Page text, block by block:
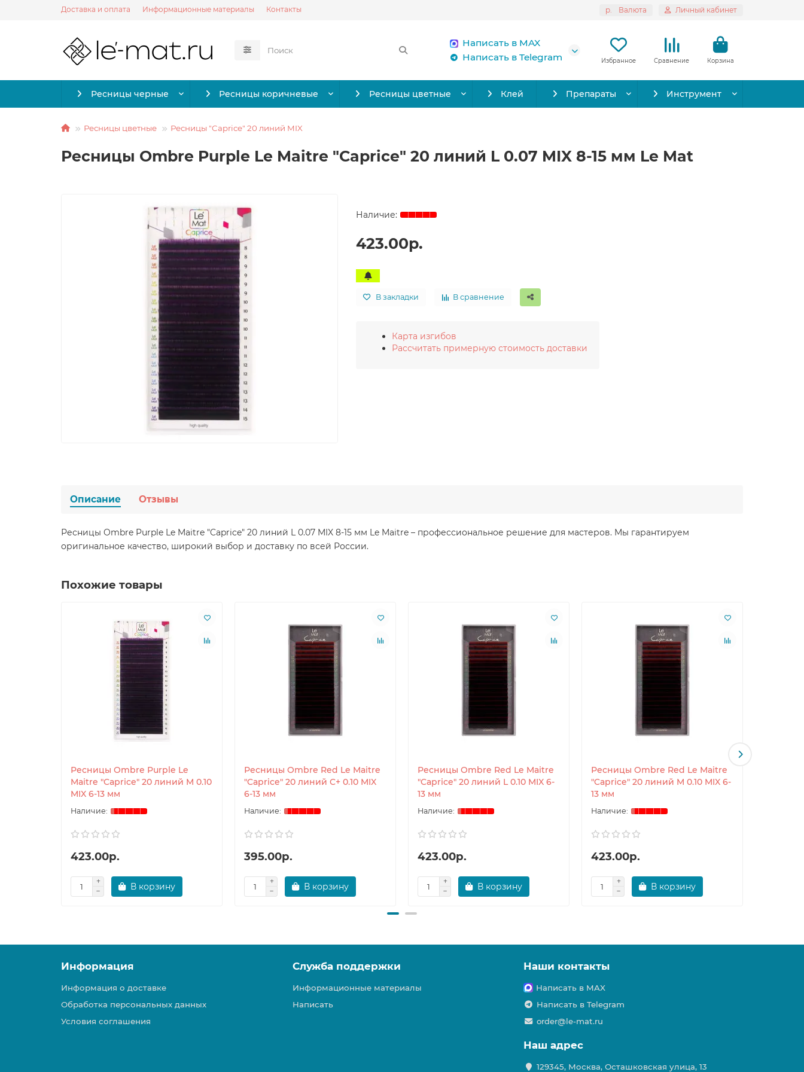
Доставка и оплата Информационные материалы Контакты р. Валюта Личный кабинет
Написать в MAX
Написать в Telegram
Избранное Сравнение Корзина
Ресницы черные Ресницы коричневые Ресницы цветные Клей Препараты Инструмент
Ресницы цветные Ресницы "Caprice" 20 линий MIX
Ресницы Ombre Purple Le Maitre "Caprice" 20 линий L 0.07 MIX 8-15 мм Le Mat
423.00р.
В закладки В сравнение
Карта изгибов
Рассчитать примерную стоимость доставки
Описание Отзывы
Ресницы Ombre Purple Le Maitre "Caprice" 20 линий L 0.07 MIX 8-15 мм Le Maitre – профессиональное решение для мастеров. Мы гарантируем
оригинальное качество, широкий выбор и доставку по всей России.
Похожие товары
Ресницы Ombre Purple Le
Maitre "Caprice" 20 линий M 0.10
MIX 6-13 мм
423.00р.
В корзину
Ресницы Ombre Red Le Maitre
"Caprice" 20 линий C+ 0.10 MIX
6-13 мм
395.00р.
В корзину
Ресницы Ombre Red Le Maitre
"Caprice" 20 линий L 0.10 MIX 6-
13 мм
423.00р.
В корзину
Ресницы Ombre Red Le Maitre
"Caprice" 20 линий M 0.10 MIX 6-
13 мм
423.00р.
В корзину
Информация
Информация о доставке
Обработка персональных данных
Условия соглашения
Служба поддержки
Информационные материалы
Написать
Наши контакты
Написать в MAX
Написать в Telegram
order@le-mat.ru
Наш адрес
129345, Москва, Осташковская улица, 13